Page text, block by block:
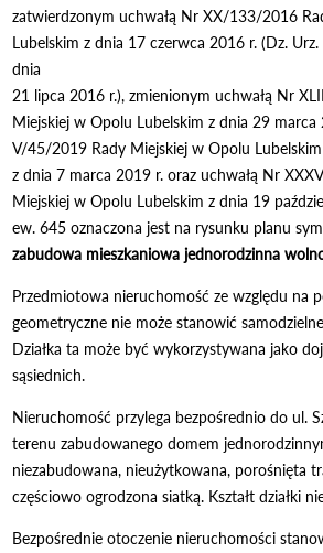
zatwierdzonym uchwałą Nr XX/133/2016
Lubelskim z dnia 17 czerwca 2016 r. (Dz.
dnia
21 lipca 2016 r.), zmienionym uchwałą Nr
Miejskiej w Opolu Lubelskim z dnia 29 marca
V/45/2019 Rady Miejskiej w Opolu Lubelskim
z dnia 7 marca 2019 r. oraz uchwałą Nr
Miejskiej w Opolu Lubelskim z dnia 19
ew. 645 oznaczona jest na rysunku planu
zabudowa mieszkaniowa jednorodzinna
Przedmiotowa nieruchomość ze względu na
geometryczne nie może stanowić
Działka ta może być wykorzystywana jako
sąsiednich.
Nieruchomość przylega bezpośrednio do ul.
terenu zabudowanego domem
niezabudowana, nieużytkowana, porośnięta
częściowo ogrodzona siatką. Kształt działki
Bezpośrednie otoczenie nieruchomości